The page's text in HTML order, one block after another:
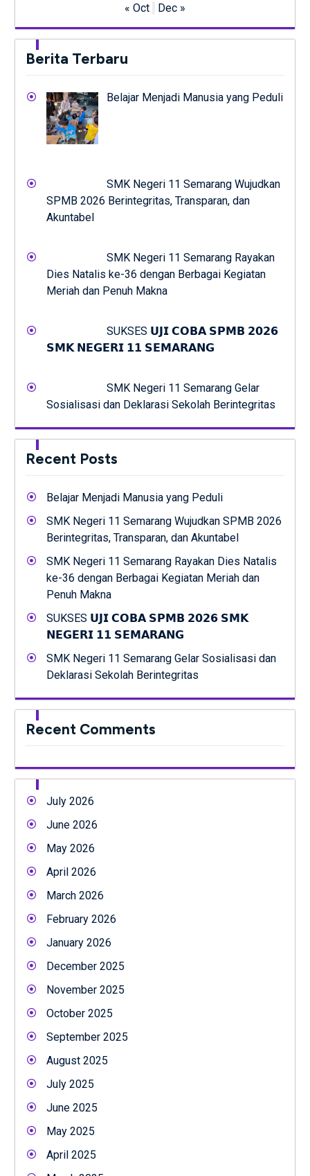
« Oct Dec »
Berita Terbaru
Belajar Menjadi Manusia yang Peduli
SMK Negeri 11 Semarang Wujudkan
SPMB 2026 Berintegritas, Transparan, dan
Akuntabel
SMK Negeri 11 Semarang Rayakan
Dies Natalis ke-36 dengan Berbagai Kegiatan
Meriah dan Penuh Makna
SUKSES 𝗨𝗝𝗜 𝗖𝗢𝗕𝗔 𝗦𝗣𝗠𝗕 𝟮𝟬𝟮𝟲
𝗦𝗠𝗞 𝗡𝗘𝗚𝗘𝗥𝗜 𝟭𝟭 𝗦𝗘𝗠𝗔𝗥𝗔𝗡𝗚
SMK Negeri 11 Semarang Gelar
Sosialisasi dan Deklarasi Sekolah Berintegritas
Recent Posts
Belajar Menjadi Manusia yang Peduli
SMK Negeri 11 Semarang Wujudkan SPMB 2026
Berintegritas, Transparan, dan Akuntabel
SMK Negeri 11 Semarang Rayakan Dies Natalis
ke-36 dengan Berbagai Kegiatan Meriah dan
Penuh Makna
SUKSES 𝗨𝗝𝗜 𝗖𝗢𝗕𝗔 𝗦𝗣𝗠𝗕 𝟮𝟬𝟮𝟲 𝗦𝗠𝗞
𝗡𝗘𝗚𝗘𝗥𝗜 𝟭𝟭 𝗦𝗘𝗠𝗔𝗥𝗔𝗡𝗚
SMK Negeri 11 Semarang Gelar Sosialisasi dan
Deklarasi Sekolah Berintegritas
Recent Comments
July 2026
June 2026
May 2026
April 2026
March 2026
February 2026
January 2026
December 2025
November 2025
October 2025
September 2025
August 2025
July 2025
June 2025
May 2025
April 2025